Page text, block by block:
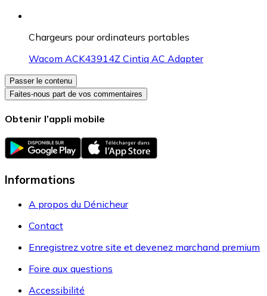
Chargeurs pour ordinateurs portables
Wacom ACK43914Z Cintiq AC Adapter
Passer le contenu
Faites-nous part de vos commentaires
Obtenir l’appli mobile
Informations
A propos du Dénicheur
Contact
Enregistrez votre site et devenez marchand premium
Foire aux questions
Accessibilité